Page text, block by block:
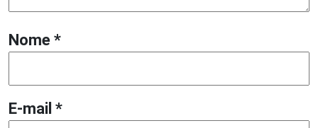
Nome *
E-mail *